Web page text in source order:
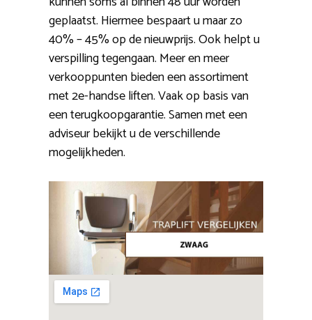
geplaatst. Hiermee bespaart u maar zo
40% – 45% op de nieuwprijs. Ook helpt u
verspilling tegengaan. Meer en meer
verkooppunten bieden een assortiment
met 2e-handse liften. Vaak op basis van
een terugkoopgarantie. Samen met een
adviseur bekijkt u de verschillende
mogelijkheden.